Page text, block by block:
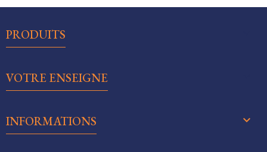
PRODUITS
VOTRE ENSEIGNE
INFORMATIONS keyboard_arrow_down